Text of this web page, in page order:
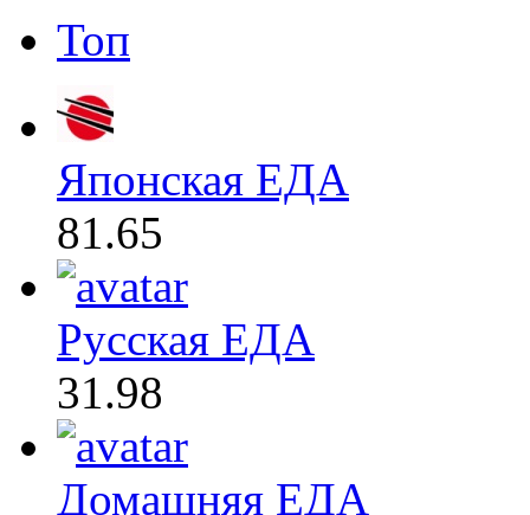
Топ
Японская ЕДА
81.65
Русская ЕДА
31.98
Домашняя ЕДА